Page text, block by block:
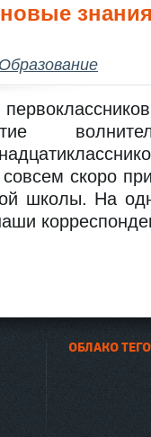
Образование
скоро
школы. На
ОБЛАКО